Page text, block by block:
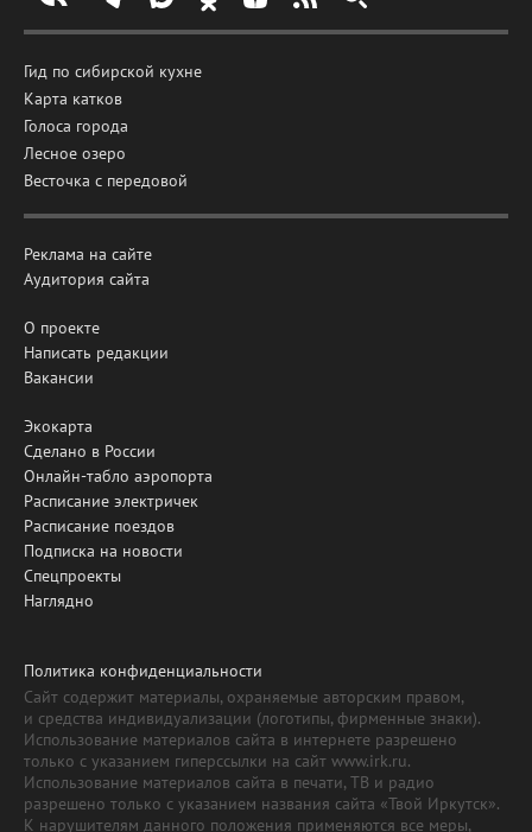
Гид по сибирской кухне
Карта катков
Голоса города
Лесное озеро
Весточка с передовой
Реклама на сайте
Аудитория сайта
О проекте
Написать редакции
Вакансии
Экокарта
Сделано в России
Онлайн-табло аэропорта
Расписание электричек
Расписание поездов
Подписка на новости
Спецпроекты
Наглядно
Политика конфиденциальности
Сайт содержит материалы, охраняемые авторским правом,
и средства индивидуализации (логотипы, фирменные знаки).
Использование материалов сайта в интернете разрешено
только с указанием гиперссылки на сайт www.irk.ru.
Использование материалов сайта в печати, ТВ и радио
разрешено только с указанием названия сайта «Твой Иркутск».
К нарушителям данного положения применяются все меры,